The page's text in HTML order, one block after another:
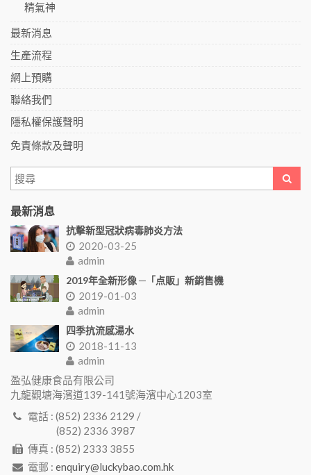
精氣神
最新消息
生產流程
網上預購
聯絡我們
隱私權保護聲明
免責條款及聲明
最新消息
抗擊新型冠狀病毒肺炎方法
2020-03-25
admin
2019年全新形像 ─「点販」新銷售機
2019-01-03
admin
四季抗流感湯水
2018-11-13
admin
盈弘健康食品有限公司
九龍觀塘海濱道139-141號海濱中心1203室
電話 : (852) 2336 2129 /
(852) 2336 3987
傳真 : (852) 2333 3855
電郵 : enquiry@luckybao.com.hk